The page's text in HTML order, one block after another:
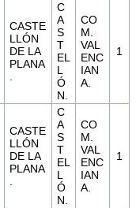
CASTE
LLÓN
DE LA
PLANA
C
A
S
T
EL
L
Ó
N.
CO
M.
VAL
ENC
IAN
A.
1
CASTE
LLÓN
DE LA
PLANA
C
A
S
T
EL
L
Ó
N.
CO
M.
VAL
ENC
IAN
A.
1